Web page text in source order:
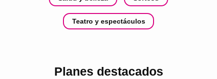
Teatro y espectáculos
Planes destacados